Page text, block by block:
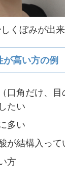
くぼみが出
が高い方の例
口角だけ、目
たい
多い
が結構入って
方